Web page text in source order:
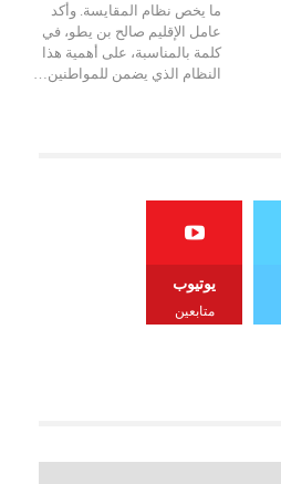
ما يخص نظام المقايسة. وأكد
عامل الإقليم صالح بن يطو، في
كلمة بالمناسبة، على أهمية هذا
النظام الذي يضمن للمواطنين…
يوتيوب
متابعين